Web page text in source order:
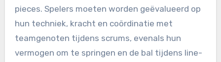
pieces. Spelers moeten worden geëvalueerd op
hun techniek, kracht en coördinatie met
teamgenoten tijdens scrums, evenals hun
vermogen om te springen en de bal tijdens line-